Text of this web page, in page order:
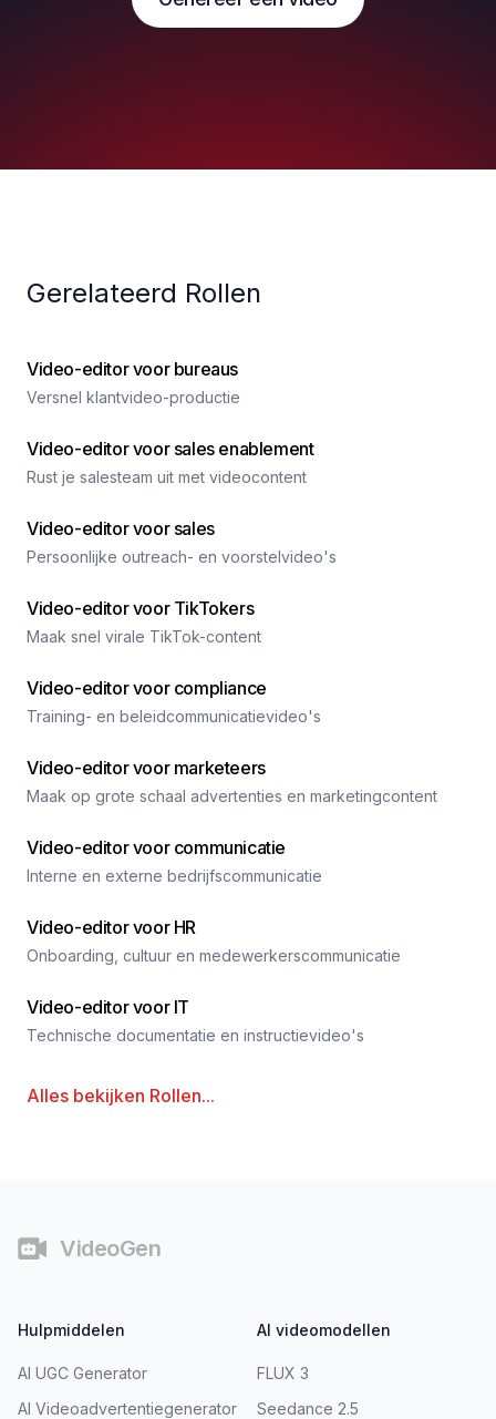
Gerelateerd Rollen
Video-editor voor bureaus
Versnel klantvideo-productie
Video-editor voor sales enablement
Rust je salesteam uit met videocontent
Video-editor voor sales
Persoonlijke outreach- en voorstelvideo's
Video-editor voor TikTokers
Maak snel virale TikTok-content
Video-editor voor compliance
Training- en beleidcommunicatievideo's
Video-editor voor marketeers
Maak op grote schaal advertenties en marketingcontent
Video-editor voor communicatie
Interne en externe bedrijfscommunicatie
Video-editor voor HR
Onboarding, cultuur en medewerkerscommunicatie
Video-editor voor IT
Technische documentatie en instructievideo's
Alles bekijken Rollen...
VideoGen
Hulpmiddelen
AI UGC Generator
AI Videoadvertentiegenerator
AI videomodellen
FLUX 3
Seedance 2.5